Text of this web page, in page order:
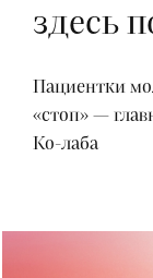
здесь
Пациентки
«стоп» —
Ко-лаба